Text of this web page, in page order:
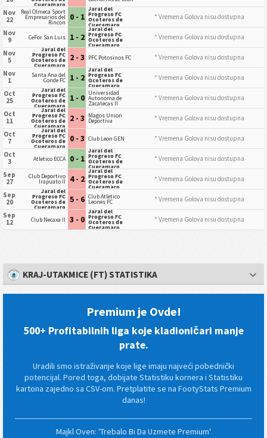
Cueramaro
Nov
22
Real Olmeca Sport
Empresarios del
Rincon 0 - 1
Jaral del
Progreso FC
Ocoteros de
Cueramaro
* Vremena Golova nisu dostupna
Nov
9
CeFor San Luis 1 - 2
Jaral del
Progreso FC
Ocoteros de
Cueramaro
* Vremena Golova nisu dostupna
Nov
5
Jaral del
Progreso FC
Ocoteros de
Cueramaro
2 - 3 PFC Potosinos FC
* Vremena Golova nisu dostupna
Nov
1
Santa Ana del
Conde FC 1 - 2
Jaral del
Progreso FC
Ocoteros de
Cueramaro
* Vremena Golova nisu dostupna
Oct
25
Jaral del
Progreso FC
Ocoteros de
Cueramaro
1 - 0 Universidad
Autonoma de
Zacatecas II
* Vremena Golova nisu dostupna
Oct
11
Jaral del
Progreso FC
Ocoteros de
Cueramaro
2 - 3 Magos Union
Deportiva
* Vremena Golova nisu dostupna
Oct
7
Jaral del
Progreso FC
Ocoteros de
Cueramaro
0 - 3 Club Leon GEN
* Vremena Golova nisu dostupna
Oct
3
Atletico ECCA 0 - 1
Jaral del
Progreso FC
Ocoteros de
Cueramaro
* Vremena Golova nisu dostupna
Sep
27
Club Deportivo
Irapuato II 4 - 2
Jaral del
Progreso FC
Ocoteros de
Cueramaro
* Vremena Golova nisu dostupna
Sep
20
Jaral del
Progreso FC
Ocoteros de
Cueramaro
5 - 6 Club Atletico
Leones FC
* Vremena Golova nisu dostupna
Sep
12
Club Necaxa II 3 - 0
Jaral del
Progreso FC
Ocoteros de
Cueramaro
* Vremena Golova nisu dostupna
KRAJ-UTAKMICE (FT) STATISTIKA
Premium je Ovde!
500+ Profitabilnih liga koje kladioničari manje
prate.
Uradili smo istraživanje koje lige imaju najveći pobednički
potencijal. Pored toga, dobijate Statistiku kornera i Statistiku
kartona zajedno sa CSV-om. Pretplatite se na FootyStats Premium
danas!
Majkl Oven: 'Trebalo Bi Da Uzmete Premium'